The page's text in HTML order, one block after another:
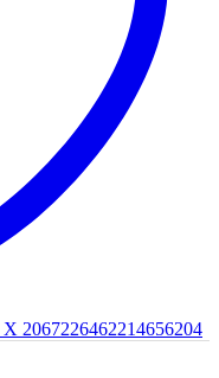
X 2067226462214656204